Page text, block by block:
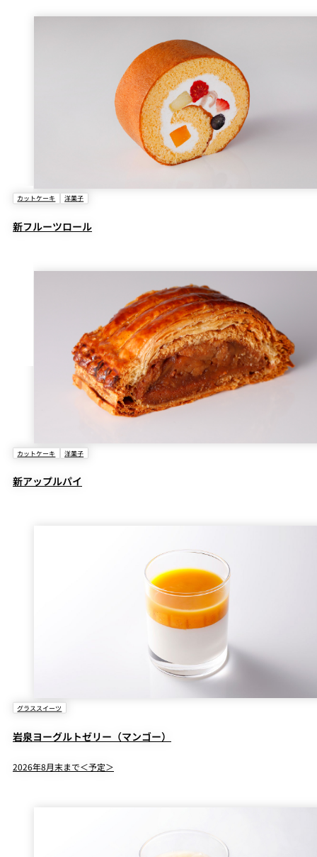
カットケーキ 洋菓子
新フルーツロール
カットケーキ 洋菓子
新アップルパイ
グラススイーツ
岩泉ヨーグルトゼリー（マンゴー）
2026年8月末まで＜予定＞